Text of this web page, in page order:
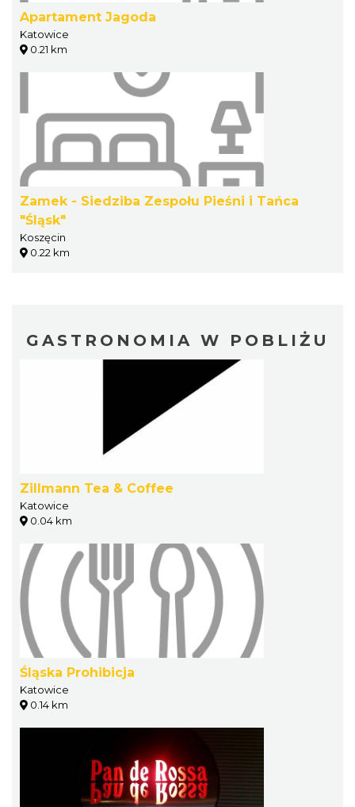
Apartament Jagoda
Katowice
0.21 km
Zamek - Siedziba Zespołu Pieśni i Tańca
"Śląsk"
Koszęcin
0.22 km
GASTRONOMIA W POBLIŻU
Zillmann Tea & Coffee
Katowice
0.04 km
Śląska Prohibicja
Katowice
0.14 km